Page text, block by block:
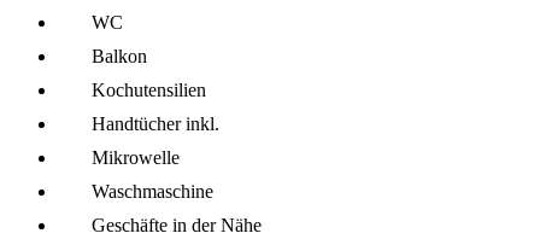
WC
Balkon
Kochutensilien
Handtücher inkl.
Mikro­welle
Wasch­maschine
Geschäfte in der Nähe